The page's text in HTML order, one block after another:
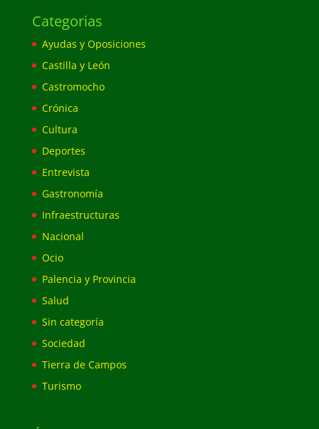
Categorias
Ayudas y Oposiciones
Castilla y León
Castromocho
Crónica
Cultura
Deportes
Entrevista
Gastronomía
Infraestructuras
Nacional
Ocio
Palencia y Provincia
Salud
Sin categoría
Sociedad
Tierra de Campos
Turismo